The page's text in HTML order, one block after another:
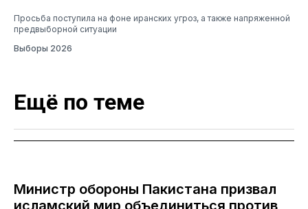
Просьба поступила на фоне иранских угроз, а также напряженной
предвыборной ситуации
Выборы 2026
Ещё по теме
Министр обороны Пакистана призвал
исламский мир объединиться против